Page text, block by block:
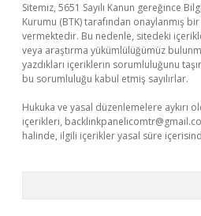
Sitemiz, 5651 Sayılı Kanun gereğince
Kurumu (BTK) tarafından onaylanmış
vermektedir. Bu nedenle, sitedeki
veya araştırma yükümlülüğümüz
yazdıkları içeriklerin sorumluluğunu
bu sorumluluğu kabul etmiş sayılırlar.
Hukuka ve yasal düzenlemelere aykırı
içerikleri,
halinde, ilgili içerikler yasal süre